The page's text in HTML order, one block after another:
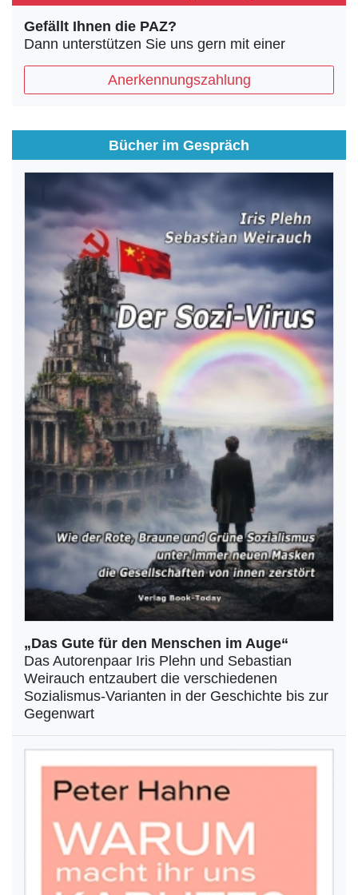
Gefällt Ihnen die PAZ?
Dann unterstützen Sie uns gern mit einer
Anerkennungszahlung
Bücher im Gespräch
„Das Gute für den Menschen im Auge“
Das Autorenpaar Iris Plehn und Sebastian
Weirauch entzaubert die verschiedenen
Sozialismus-Varianten in der Geschichte bis zur
Gegenwart